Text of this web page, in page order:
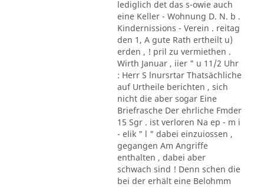
lediglich det das s-owie auch
eine Keller - Wohnung D. N. b .
Kindernissions - Verein . reitag
den 1, A gute Rath ertheilt u)
erden , ! pril zu vermiethen .
Wirth Januar , iier " u 11/2 Uhr
: Herr S lnursrtar Thatsächliche
auf Urtheile berichten , sich
nicht die aber sogar Eine
Briefrasche Der ehrliche Fmder
15 Sgr . ist verloren Na ep - m i
- elik " l " dabei einzuiossen ,
gegangen Am Angriffe
enthalten , dabei aber
schwach sind ! Denn schen die
bei der erhält eine Belohmm